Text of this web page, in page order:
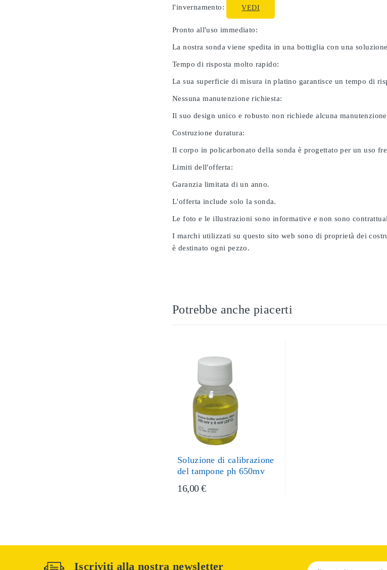
l'invernamento:
VEDI
Pronto all'uso immediato:
La nostra sonda viene spedita in una bottiglia con una
Tempo di risposta molto rapido:
La sua superficie di misura in platino garantisce un tempo di
Nessuna manutenzione richiesta:
Il suo design unico e robusto non richiede alcuna
Costruzione duratura:
Il corpo in policarbonato della sonda è progettato per un uso
Limiti dell'offerta:
Garanzia limitata di un anno.
L'offerta include solo la sonda.
Le foto e le illustrazioni sono informative e non sono
I marchi utilizzati su questo sito web sono di proprietà dei
è destinato ogni pezzo.
Potrebbe anche piacerti
Soluzione di calibrazione
del tampone ph 650mv
16,00 €
Iscriviti alla nostra newsletter